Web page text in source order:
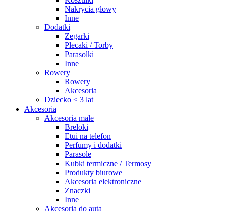
Nakrycia głowy
Inne
Dodatki
Zegarki
Plecaki / Torby
Parasolki
Inne
Rowery
Rowery
Akcesoria
Dziecko < 3 lat
Akcesoria
Akcesoria małe
Breloki
Etui na telefon
Perfumy i dodatki
Parasole
Kubki termiczne / Termosy
Produkty biurowe
Akcesoria elektroniczne
Znaczki
Inne
Akcesoria do auta